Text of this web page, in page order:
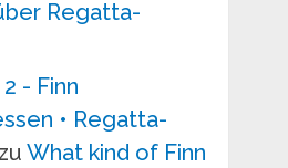
Regatta-
- Finn
• Regatta-
zu What kind of Finn